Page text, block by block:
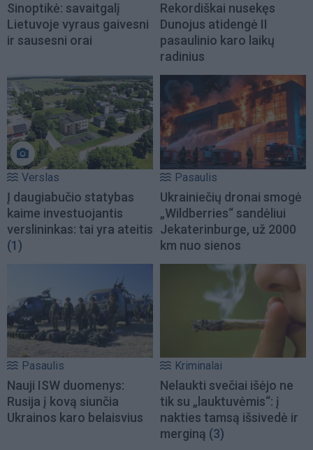
Sinoptikė: savaitgalį
Lietuvoje vyraus gaivesni
ir sausesni orai
Rekordiškai nusekęs
Dunojus atidengė II
pasaulinio karo laikų
radinius
Verslas
Į daugiabučio statybas
kaime investuojantis
verslininkas: tai yra ateitis
(1)
Pasaulis
Ukrainiečių dronai smogė
„Wildberries“ sandėliui
Jekaterinburge, už 2000
km nuo sienos
Pasaulis
Nauji ISW duomenys:
Rusija į kovą siunčia
Ukrainos karo belaisvius
Kriminalai
Nelaukti svečiai išėjo ne
tik su „lauktuvėmis“: į
nakties tamsą išsivedė ir
merginą (3)